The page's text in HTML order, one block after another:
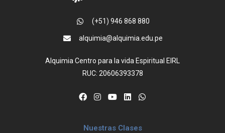
(+51) 946 868 880
alquimia@alquimia.edu.pe
Alquimia Centro para la vida Espiritual EIRL
RUC: 20606393378
Nuestras Clases